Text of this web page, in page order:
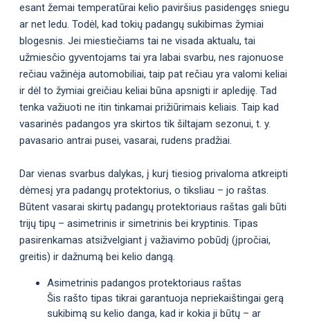
esant žemai temperatūrai kelio paviršius pasidengęs sniegu
ar net ledu. Todėl, kad tokių padangų sukibimas žymiai
blogesnis. Jei miestiečiams tai ne visada aktualu, tai
užmiesčio gyventojams tai yra labai svarbu, nes rajonuose
rečiau važinėja automobiliai, taip pat rečiau yra valomi keliai
ir dėl to žymiai greičiau keliai būna apsnigti ir aplediję. Tad
tenka važiuoti ne itin tinkamai prižiūrimais keliais. Taip kad
vasarinės padangos yra skirtos tik šiltajam sezonui, t. y.
pavasario antrai pusei, vasarai, rudens pradžiai.
Dar vienas svarbus dalykas, į kurį tiesiog privaloma atkreipti
dėmesį yra padangų protektorius, o tiksliau – jo raštas.
Būtent vasarai skirtų padangų protektoriaus raštas gali būti
trijų tipų – asimetrinis ir simetrinis bei kryptinis. Tipas
pasirenkamas atsižvelgiant į važiavimo pobūdį (įpročiai,
greitis) ir dažnumą bei kelio dangą.
Asimetrinis padangos protektoriaus raštas
Šis rašto tipas tikrai garantuoja nepriekaištingai gerą
sukibimą su kelio danga, kad ir kokia ji būtų – ar